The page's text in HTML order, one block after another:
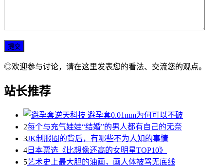
◎欢迎参与讨论，请在这里发表您的看法、交流您的观点。
站长推荐
2每个与充气娃娃“结婚”的男人都有自己的无奈
3JK制服圈的背后，有哪些不为人知的事情
4 日本票选《比想像还高的女明星TOP10》
5艺术史上最大胆的油画，画人体被骂无底线